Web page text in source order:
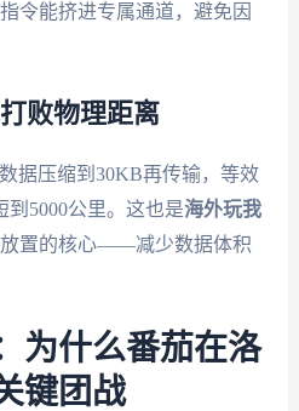
令能挤进专属通道，避免因
败物理距离
据压缩到30KB再传输，等效
到5000公里。这也是海外玩我
置的核心——减少数据体积
为什么番茄在洛
键团战